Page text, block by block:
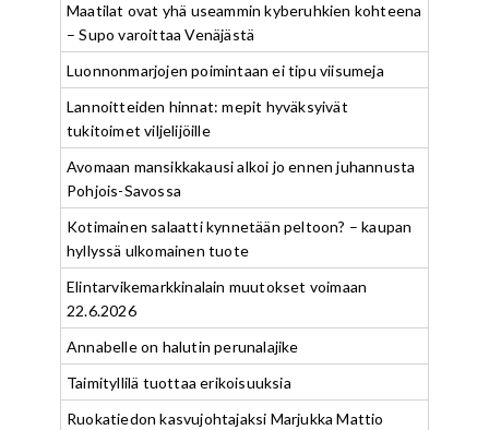
Maatilat ovat yhä useammin kyberuhkien kohteena
– Supo varoittaa Venäjästä
Luonnonmarjojen poimintaan ei tipu viisumeja
Lannoitteiden hinnat: mepit hyväksyivät
tukitoimet viljelijöille
Avomaan mansikkakausi alkoi jo ennen juhannusta
Pohjois-Savossa
Kotimainen salaatti kynnetään peltoon? – kaupan
hyllyssä ulkomainen tuote
Elintarvikemarkkinalain muutokset voimaan
22.6.2026
Annabelle on halutin perunalajike
Taimityllilä tuottaa erikoisuuksia
Ruokatiedon kasvujohtajaksi Marjukka Mattio